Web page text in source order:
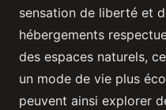
sensation de liberté et
hébergements
des espaces naturels,
un mode de vie plus
peuvent ainsi explorer